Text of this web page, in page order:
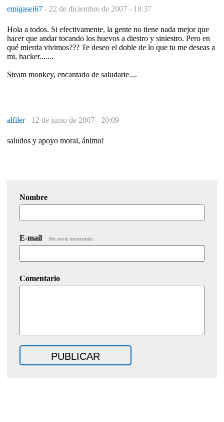
emigasei67 - 22 de diciembre de 2007 - 18:37
Hola a todos. Si efectivamente, la gente no tiene nada mejor que
hacer que andar tocando los huevos a diestro y siniestro. Pero en
qué mierda vivimos??? Te deseo el doble de lo que tu me deseas a
mi, hacker.......
Steam monkey, encantado de saludarte....
alfiler- 12 de junio de 2007 - 20:09
saludos y apoyo moral, ánimo!
Nombre
E-mail No será mostrado.
Comentario